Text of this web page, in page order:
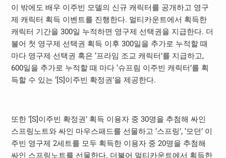
이 밖에도 배우 이주빈 모델의 신규 캐릭터를 공개하고 영구
제 캐릭터 획득 이벤트를 진행한다. 멀티카운트에서 획득한
캐릭터 기간을 300일 누적하면 영구제 선택권을 지급한다. 더
불어 첫 영구제 선택권 획득 이후 300일을 추가로 누적할 때
마다 영구제 선택권 혹은 ‘프라임 조교 캐릭터’를 지급하고,
600일을 추가로 누적할 때 마다 ‘슈프림 이주빈 캐릭터’를 획
득할 수 있는 ‘[S]이주빈 확정권’을 제공한다.
또한 ‘[S]이주빈 확정권’ 획득 이용자 중 30명을 추첨해 싸인
스프링노트와 싸인 마우스패드를 선물하고 ‘스프링’, ‘모던’ 이
주빈 영구제 2세트를 모두 획득한 이용자 중 20명을 추첨해
싸인 스프링노트를 선물한다. 더불어 멀티카운트에서 획득한